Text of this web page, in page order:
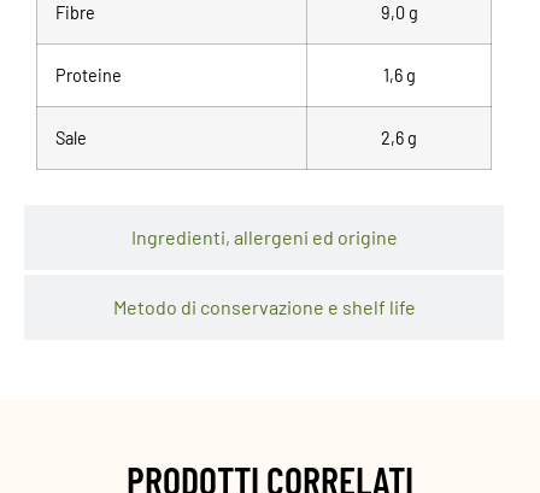
Ingredienti, allergeni ed origine
Metodo di conservazione e shelf life
Fibre 9,0 g
Proteine 1,6 g
Sale 2,6 g
PRODOTTI CORRELATI